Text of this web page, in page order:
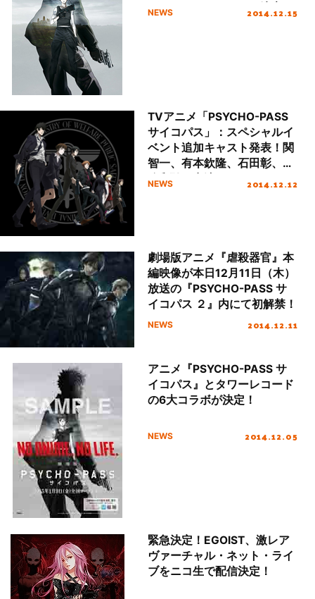
ゼントキャンペーンが決定！
NEWS 2014.12.15
TVアニメ「PSYCHO-PASS
サイコパス」：スペシャルイ
ベント追加キャスト発表！関
智一、有本欽隆、石田彰、山
路和弘が出演！
NEWS 2014.12.12
劇場版アニメ『虐殺器官』本
編映像が本日12月11日（木）
放送の『PSYCHO-PASS サ
イコパス ２』内にて初解禁！
NEWS 2014.12.11
アニメ『PSYCHO-PASS サ
イコパス』とタワーレコード
の6大コラボが決定！
NEWS 2014.12.05
緊急決定！EGOIST、激レア
ヴァーチャル・ネット・ライ
ブをニコ生で配信決定！